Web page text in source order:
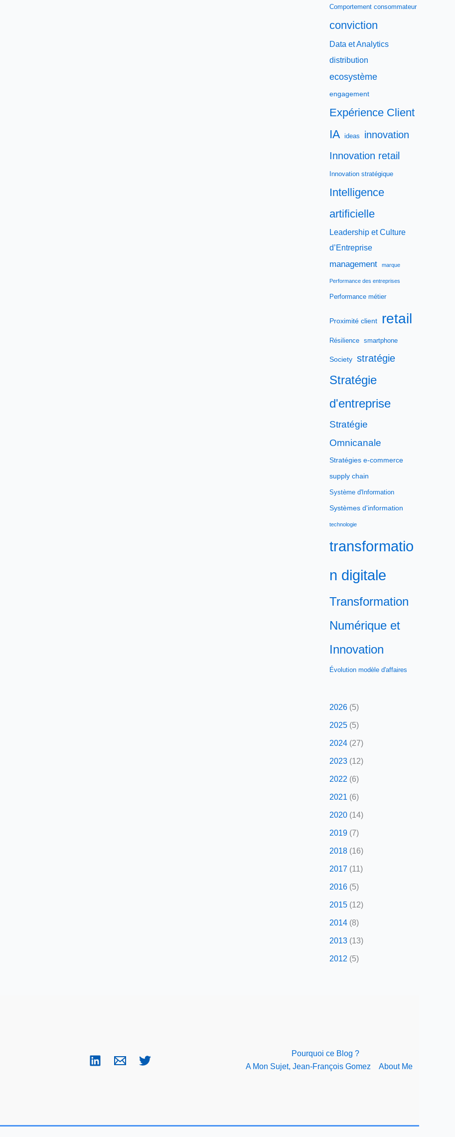
Comportement consommateur
conviction
Data et Analytics
distribution
ecosystème
engagement
Expérience Client
IA ideas
innovation
Innovation retail
Innovation stratégique
Intelligence
artificielle
Leadership et Culture
d’Entreprise
management marque
Performance des entreprises
Performance métier
Proximité client retail
Résilience smartphone
Society stratégie
Stratégie
d'entreprise
Stratégie
Omnicanale
Stratégies e-commerce
supply chain
Système d'Information
Systèmes d'information
technologie
transformatio
n digitale
Transformation
Numérique et
Innovation
Évolution modèle d'affaires
2026 (5)
2025 (5)
2024 (27)
2023 (12)
2022 (6)
2021 (6)
2020 (14)
2019 (7)
2018 (16)
2017 (11)
2016 (5)
2015 (12)
2014 (8)
2013 (13)
2012 (5)
Pourquoi ce Blog ?
A Mon Sujet, Jean-François Gomez
About Me